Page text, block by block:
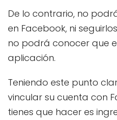
De lo contrario, no
en Facebook, ni
no podrá conocer que
aplicación.
Teniendo este punto
vincular su cuenta con
tienes que hacer es